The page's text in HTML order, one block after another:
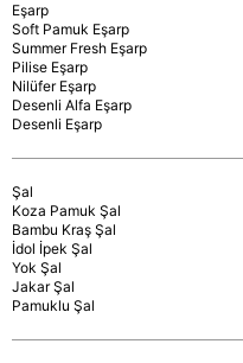
Eşarp
Soft Pamuk Eşarp
Summer Fresh Eşarp
Pilise Eşarp
Nilüfer Eşarp
Desenli Alfa Eşarp
Desenli Eşarp
Şal
Koza Pamuk Şal
Bambu Kraş Şal
İdol İpek Şal
Yok Şal
Jakar Şal
Pamuklu Şal